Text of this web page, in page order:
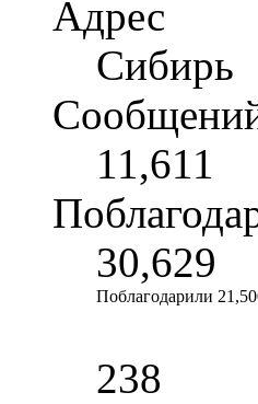
Адрес
Сибирь
11,611
30,629
Поблагодарили
238